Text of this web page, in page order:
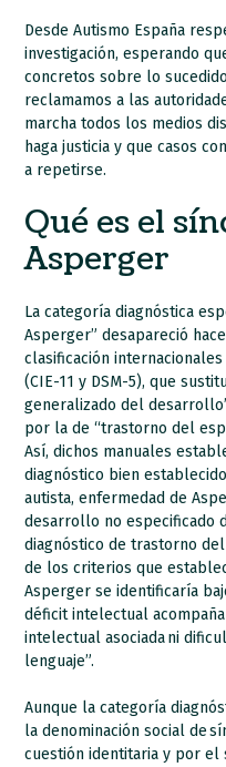
Desde Autismo España
investigación, esperando
concretos sobre lo
reclamamos a las
marcha todos los medios
haga justicia y que casos
a repetirse.
Qué es el
Asperger
La categoría diagnóstica
Asperger” desapareció
clasificación
(CIE-11 y DSM-5), que
generalizado del
por la de “trastorno del
Así, dichos manuales
diagnóstico bien
autista, enfermedad de
desarrollo no especificado
diagnóstico de trastorno
de los criterios que
Asperger se identificaría
déficit intelectual
intelectual asociada ni
lenguaje”.
Aunque la categoría
la denominación social de
cuestión identitaria y por el